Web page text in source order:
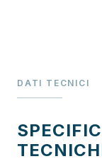
DATI TECNICI